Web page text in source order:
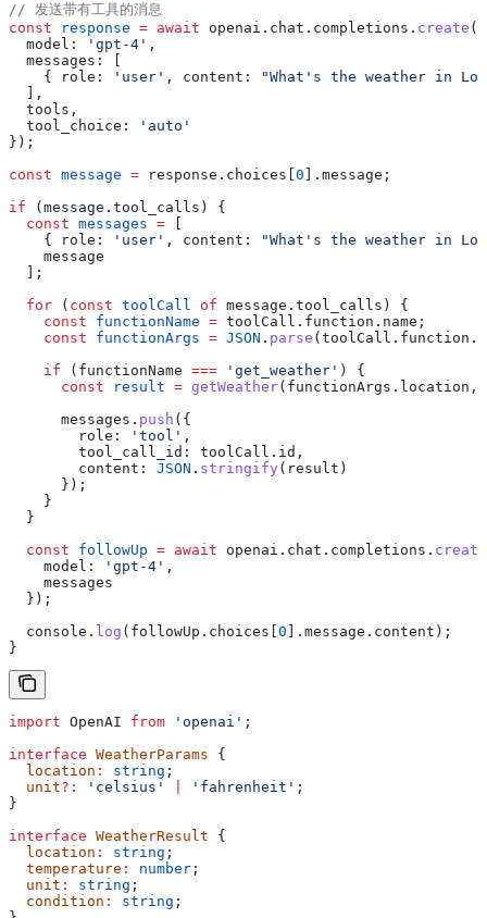
// 发送带有工具的消息
const response = await openai . chat . completions . create ({
  model:
'gpt-4' ,
  messages:
    {
role: 'user' , content:
"What's the weather in
  ],
  tools
,
  tool_choice:
'auto'
});
const message = response . choices 0 ]. message ;
if ( message . tool_calls ) {
  const
messages =
    {
role: 'user' , content:
"What's the weather in
    message
  ];
  for
( const toolCall of message . tool_calls ) {
    const
functionName = toolCall . function . name ;
    const
functionArgs = JSON . parse ( toolCall . function .
    if
( functionName === 'get_weather' ) {
      const
result = getWeather( functionArgs . location ,
      messages
. push ({
        role:
'tool' ,
        tool_call_id:
toolCall . id ,
        content:
JSON . stringify ( result )
      });
    }
  }
  const
followUp = await openai . chat . completions . create
    model:
'gpt-4' ,
    messages
  });
  console
. log ( followUp . choices 0 ]. message . content );
}
import OpenAI from 'openai' ;
interface WeatherParams {
  location
: string ;
  unit
?: 'celsius' 'fahrenheit' ;
}
interface WeatherResult {
  location
: string ;
  temperature
: number ;
  unit
: string ;
  condition
: string ;